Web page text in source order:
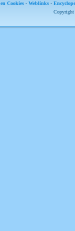
Cookies- Weblinks-